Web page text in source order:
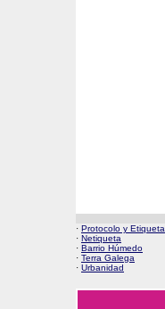
· Protocolo y Etiqueta
· Netiqueta
· Barrio Húmedo
· Terra Galega
· Urbanidad